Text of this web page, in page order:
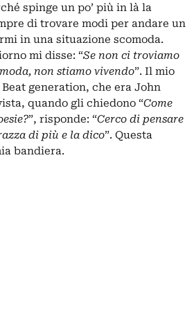
spinge un po’ più in là la
di trovare modi per andare un
in una situazione scomoda.
mi disse: “Se non ci troviamo
non stiamo vivendo”. Il mio
generation, che era John
quando gli chiedono “Come
”, risponde: “Cerco di pensare
di più e la dico”. Questa
bandiera.